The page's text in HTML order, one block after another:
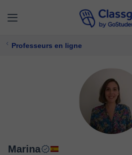
Professeurs en ligne
Marina